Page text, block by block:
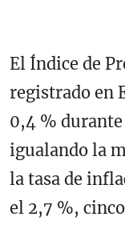
El Índice de
registrado en
0,4 %
igualando la
la tasa de
el 2,7 %,